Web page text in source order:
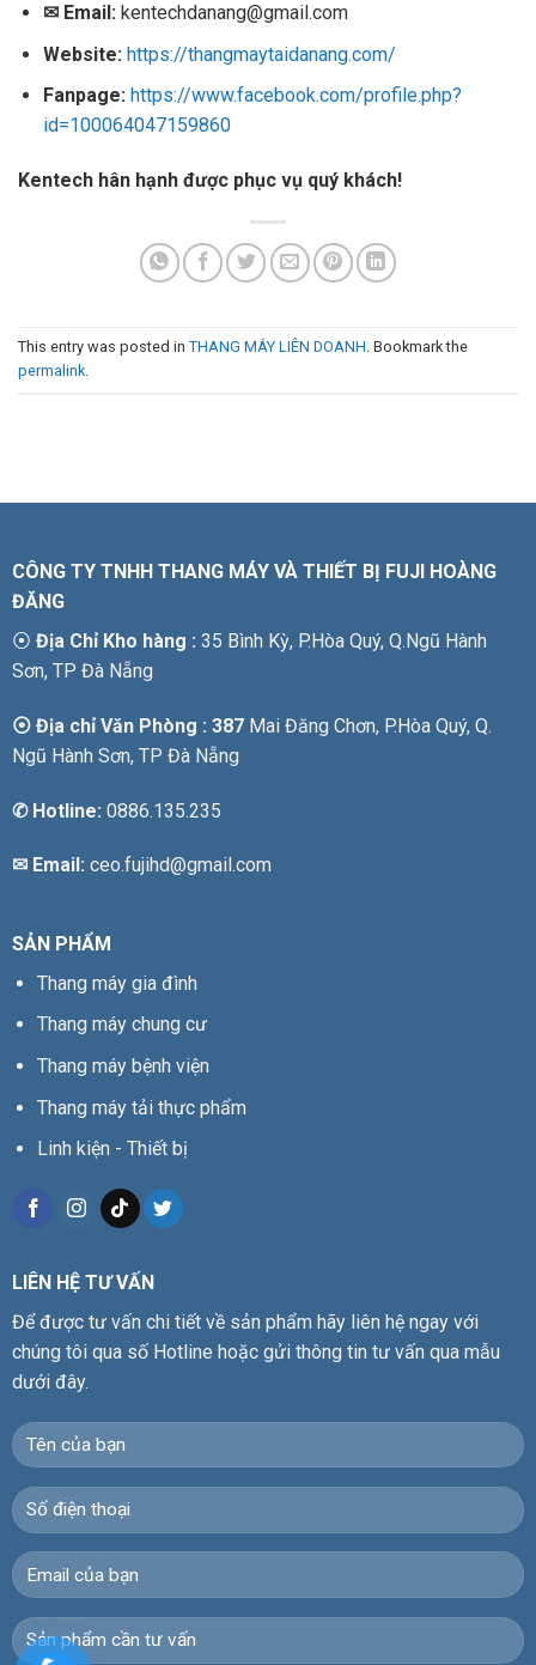
✉Email:kentechdanang@gmail.com
Website: https://thangmaytaidanang.com/
Fanpage: https://www.facebook.com/profile.php?
id=100064047159860
Kentech hân hạnh được phục vụ quý khách!
This entry was posted in THANG MÁY LIÊN DOANH. Bookmark the
permalink.
CÔNG TY TNHH THANG MÁY VÀ THIẾT BỊ FUJI HOÀNG
ĐĂNG
⦿ Địa Chỉ Kho hàng : 35 Bình Kỳ, P.Hòa Quý, Q.Ngũ Hành
Sơn, TP Đà Nẵng
⦿ Địa chỉ Văn Phòng : 387 Mai Đăng Chơn, P.Hòa Quý, Q.
Ngũ Hành Sơn, TP Đà Nẵng
✆Hotline: 0886.135.235
✉ Email: ceo.fujihd@gmail.com
SẢN PHẨM
Thang máy gia đình
Thang máy chung cư
Thang máy bệnh viện
Thang máy tải thực phẩm
Linh kiện - Thiết bị
LIÊN HỆ TƯ VẤN
Để được tư vấn chi tiết về sản phẩm hãy liên hệ ngay với
chúng tôi qua số Hotline hoặc gửi thông tin tư vấn qua mẫu
dưới đây.